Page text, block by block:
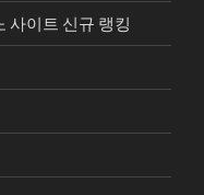
사이트 신규 랭킹